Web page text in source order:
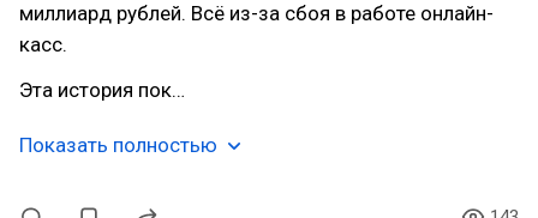
миллиард рублей. Всё из-за сбоя в работе онлайн-
касс.
Эта история пок…
Показать полностью